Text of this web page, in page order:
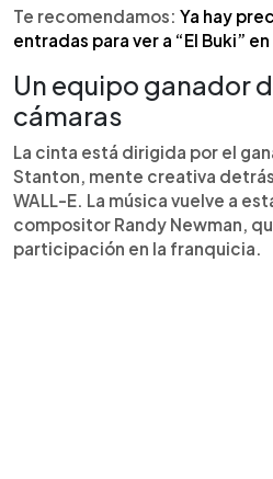
Te recomendamos: Ya hay
entradas para ver a “El Buki”
Un equipo ganador
cámaras
La cinta está dirigida por el
Stanton, mente creativa
WALL-E. La música vuelve a
compositor Randy Newman,
participación en la franquicia.